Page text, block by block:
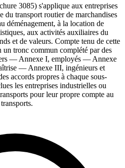
3085) s'applique aux entreprises
du transport routier de marchandises
déménagement, à la location de
aux activités auxiliaires du
et de valeurs. Compte tenu de cette
un tronc commun complété par des
— Annexe I, employés — Annexe
— Annexe III, ingénieurs et
accords propres à chaque sous-
les entreprises industrielles ou
pour leur propre compte au